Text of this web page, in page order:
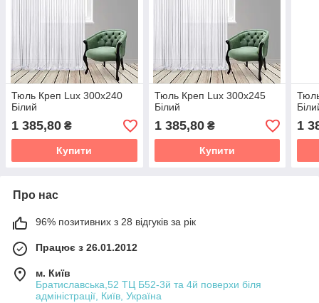
Тюль Креп Lux 300х240
Білий
1 385,80 ₴
Купити
Тюль Креп Lux 300х245
Білий
1 385,80₴
Купити
1
Про нас
96% позитивних з 28 відгуків за рік
Працює з 26.01.2012
м. Київ
Братиславська,52 ТЦ Б52-3й та 4й поверхи біля
адміністрації, Київ, Україна